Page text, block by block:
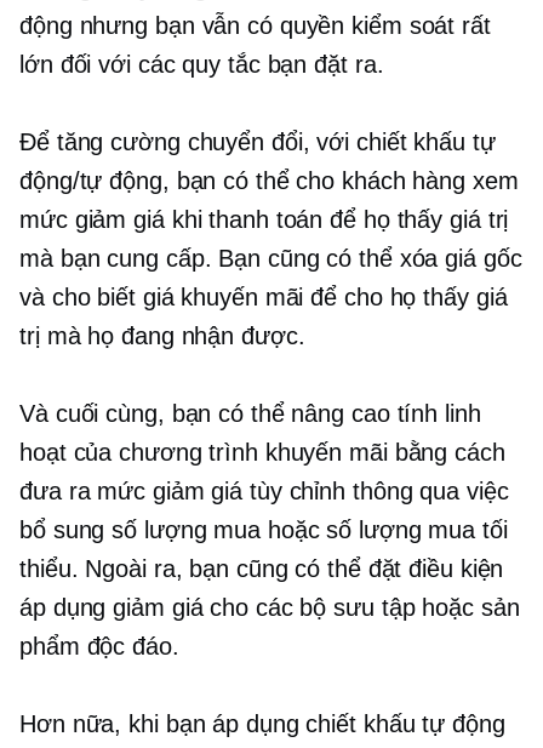
động nhưng bạn vẫn có quyền kiểm soát rất
lớn đối với các quy tắc bạn đặt ra.
Để tăng cường chuyển đổi, với chiết khấu tự
động/tự động, bạn có thể cho khách hàng xem
mức giảm giá khi thanh toán để họ thấy giá trị
mà bạn cung cấp. Bạn cũng có thể xóa giá gốc
và cho biết giá khuyến mãi để cho họ thấy giá
trị mà họ đang nhận được.
Và cuối cùng, bạn có thể nâng cao tính linh
hoạt của chương trình khuyến mãi bằng cách
đưa ra mức giảm giá tùy chỉnh thông qua việc
bổ sung số lượng mua hoặc số lượng mua tối
thiểu. Ngoài ra, bạn cũng có thể đặt điều kiện
áp dụng giảm giá cho các bộ sưu tập hoặc sản
phẩm độc đáo.
Hơn nữa, khi bạn áp dụng chiết khấu tự động